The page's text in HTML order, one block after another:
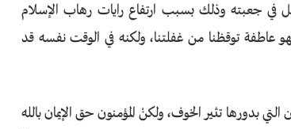
في جعبته وذلك بسبب ارتفاع رايات رهاب الإسلام
عاطفة توقظنا من غفلتنا، ولكنه في الوقت نفسه قد
بدورها تثير الخوف، ولكنْ المؤمنون حق الإيمان بالله